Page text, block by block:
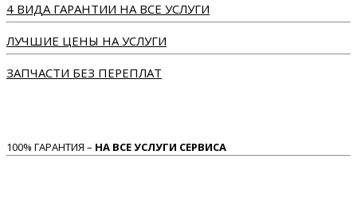
4 ВИДА ГАРАНТИИ НА ВСЕ УСЛУГИ
ЛУЧШИЕ ЦЕНЫ НА УСЛУГИ
ЗАПЧАСТИ БЕЗ ПЕРЕПЛАТ
100% ГАРАНТИЯ – НА ВСЕ УСЛУГИ СЕРВИСА